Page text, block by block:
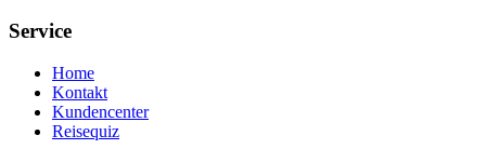
Service
Home
Kontakt
Kundencenter
Reisequiz